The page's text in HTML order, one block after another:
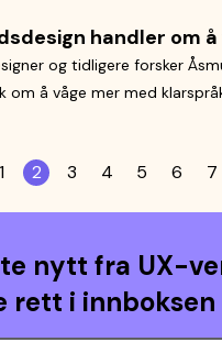
handler om å
og tidligere forsker
om å våge mer med
1 2 3 4 5 6 7
nytt fra UX-
rett i innboksen